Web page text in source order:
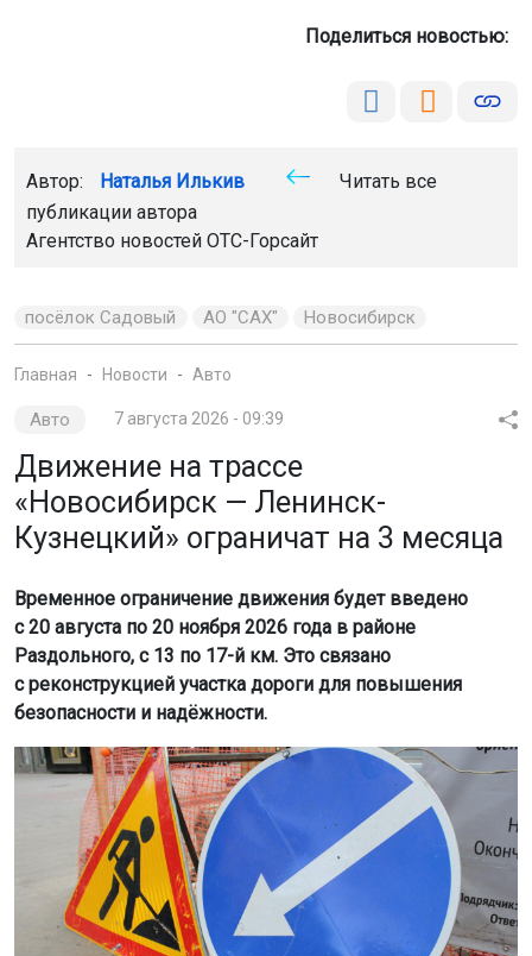
Поделиться новостью:
Автор: Наталья Илькив
Читать все
публикации автора
Агентство новостей ОТС-Горсайт
посёлок Садовый АО "САХ" Новосибирск
Главная Новости Авто
Авто 7 августа 2026 - 09:39
Движение на трассе
«Новосибирск — Ленинск-
Кузнецкий» ограничат на 3 месяца
Временное ограничение движения будет введено
с 20 августа по 20 ноября 2026 года в районе
Раздольного, с 13 по 17-й км. Это связано
с реконструкцией участка дороги для повышения
безопасности и надёжности.